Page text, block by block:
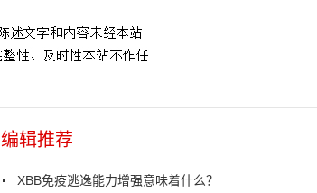
编辑推荐
XBB免疫逃逸能力增强意味着什么？